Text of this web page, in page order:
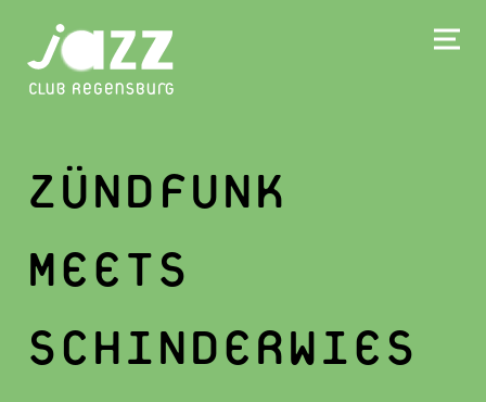
ZÜNDFUNK
MEETS
SCHINDERWIES